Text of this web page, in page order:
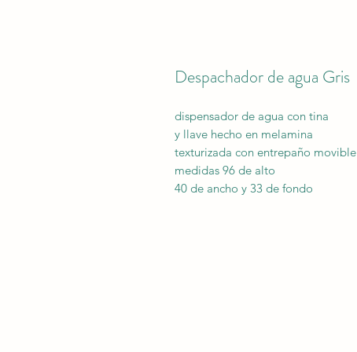
Despachador de agua Gris
dispensador de agua con tina
y llave hecho en melamina
texturizada con entrepaño movible
medidas 96 de alto
40 de ancho y 33 de fondo